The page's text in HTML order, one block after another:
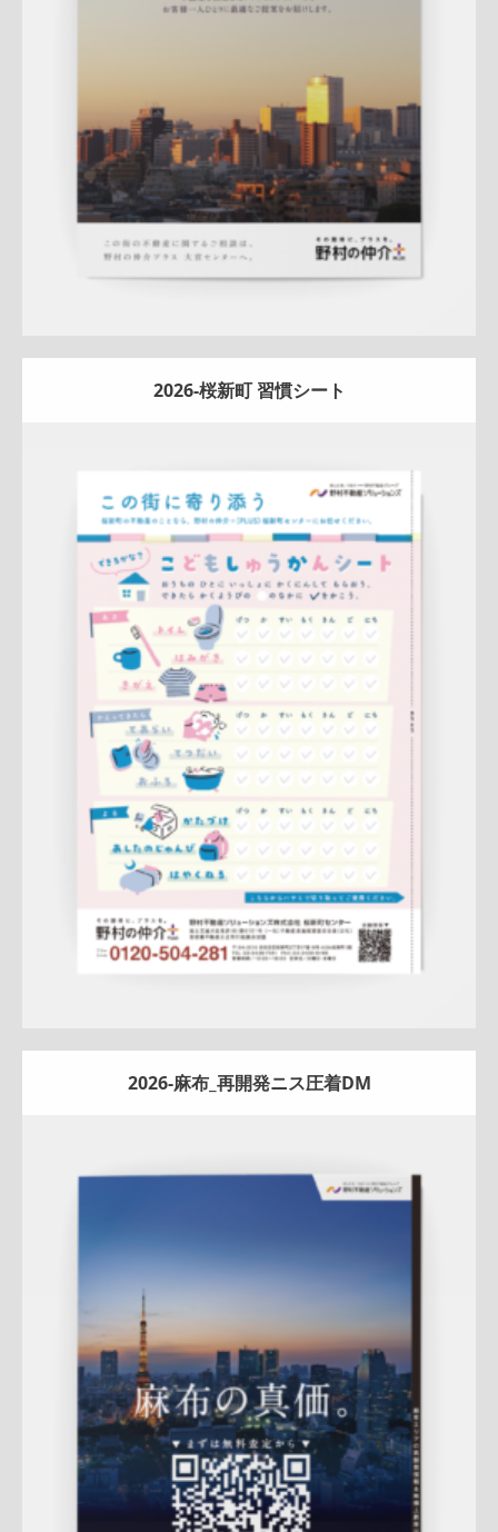
折りパンフレットエリア広告スタッフ紹介
詳しく見る
2026-桜新町 習慣シート
Update:
冊子新作ナチュラル
詳しく見る
2026-麻布_再開発ニス圧着DM
Update:2026.02.18
折りパンフレット土地エリア広告 売却訴求査定 クール
プレミアム 麻布営業部QRコード市場動向 相場
詳しく見る